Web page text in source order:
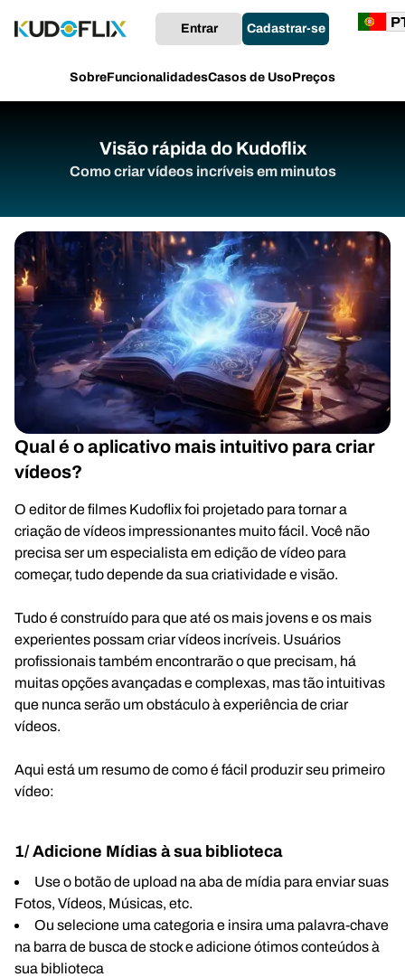
SobreFuncionalidadesCasos de UsoPreços
Entrar Cadastrar-se
Visão rápida do Kudoflix
Como criar vídeos incríveis em minutos
Qual é o aplicativo mais intuitivo para criar
vídeos?
O editor de filmes Kudoflix foi projetado para tornar a
criação de vídeos impressionantes muito fácil. Você não
precisa ser um especialista em edição de vídeo para
começar, tudo depende da sua criatividade e visão.
Tudo é construído para que até os mais jovens e os mais
experientes possam criar vídeos incríveis. Usuários
profissionais também encontrarão o que precisam, há
muitas opções avançadas e complexas, mas tão intuitivas
que nunca serão um obstáculo à experiência de criar
vídeos.
Aqui está um resumo de como é fácil produzir seu primeiro
vídeo:
1/ Adicione Mídias à sua biblioteca
Use o botão de upload na aba de mídia para enviar suas
Fotos, Vídeos, Músicas, etc.
Ou selecione uma categoria e insira uma palavra-chave
na barra de busca de stock e adicione ótimos conteúdos à
sua biblioteca